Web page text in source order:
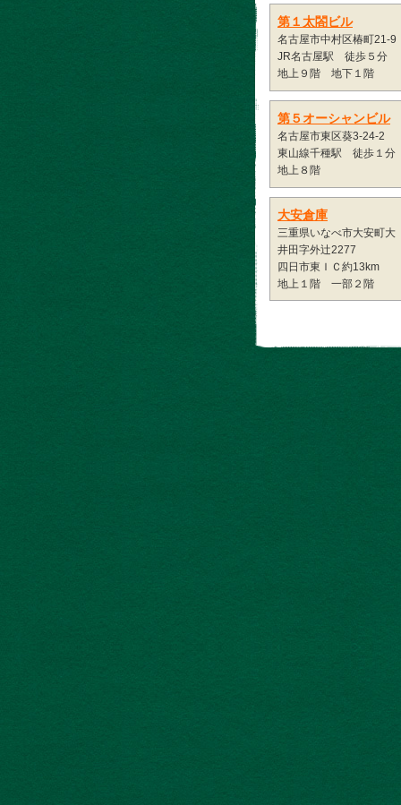
第１太閤ビル
名古屋市中村区椿町21-9
JR名古屋駅 徒歩５分
地上９階 地下１階
第５オーシャンビル
名古屋市東区葵3-24-2
東山線千種駅 徒歩１分
地上８階
大安倉庫
三重県いなべ市大安町大
井田字外辻2277
四日市東ＩＣ約13km
地上１階 一部２階